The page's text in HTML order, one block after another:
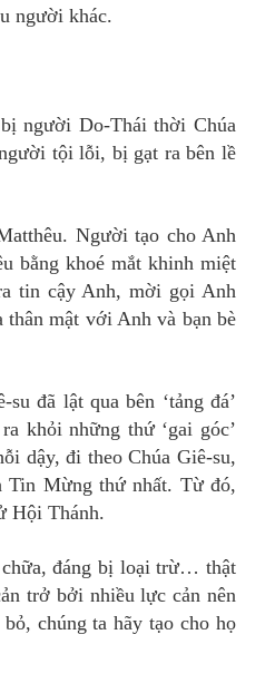
người khác.
người Do-Thái thời Chúa
tội lỗi, bị gạt ra bên lề
Người tạo cho Anh
bằng khoé mắt khinh miệt
tin cậy Anh, mời gọi Anh
mật với Anh và bạn bè
đã lật qua bên ‘tảng đá’
khỏi những thứ ‘gai góc’
dậy, đi theo Chúa Giê-su,
Tin Mừng thứ nhất. Từ đó,
Hội Thánh.
đáng bị loại trừ… thật
trở bởi nhiều lực cản nên
chúng ta hãy tạo cho họ